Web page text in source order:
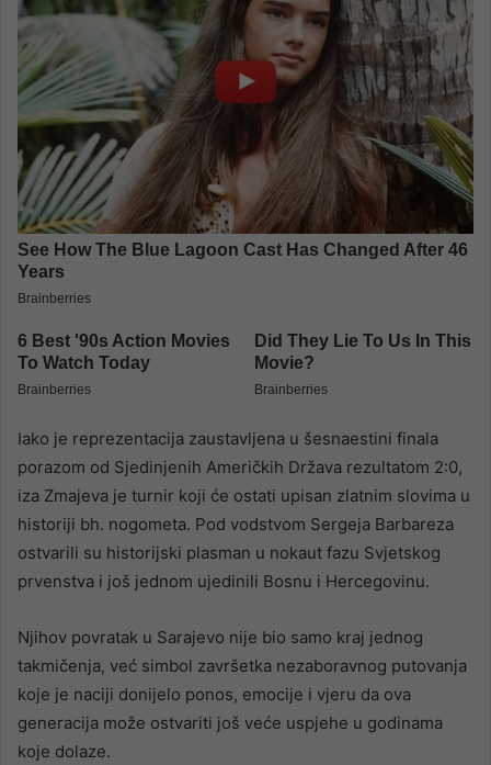
Iako je reprezentacija zaustavljena u šesnaestini finala
porazom od Sjedinjenih Američkih Država rezultatom 2:0,
iza Zmajeva je turnir koji će ostati upisan zlatnim slovima u
historiji bh. nogometa. Pod vodstvom Sergeja Barbareza
ostvarili su historijski plasman u nokaut fazu Svjetskog
prvenstva i još jednom ujedinili Bosnu i Hercegovinu.
Njihov povratak u Sarajevo nije bio samo kraj jednog
takmičenja, već simbol završetka nezaboravnog putovanja
koje je naciji donijelo ponos, emocije i vjeru da ova
generacija može ostvariti još veće uspjehe u godinama
koje dolaze.